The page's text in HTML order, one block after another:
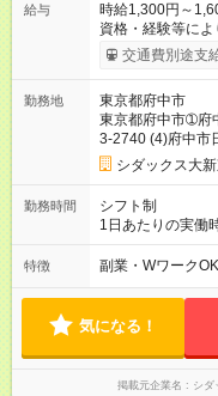
給与
時給1,300円～
資格・経験等に
者 優
交通費別途支
勤務地
東京都府中市
東京都府中市➀府
3-2740 (4)府中市
台2-3シダックス大
勤務時間
シフト制
1日あたりの実働
週２～５日の勤
か月毎のシフト制
特徴 副業・WワークOK
気になる！
掲載元企業名 シダ